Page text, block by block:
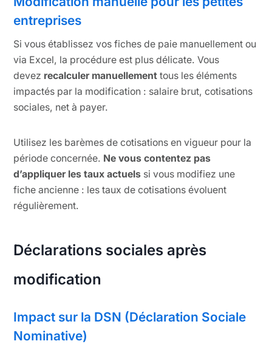
entreprises
Si vous établissez vos fiches de paie manuellement ou
via Excel, la procédure est plus délicate. Vous
devez recalculer manuellement tous les éléments
impactés par la modification : salaire brut, cotisations
sociales, net à payer.
Utilisez les barèmes de cotisations en vigueur pour la
période concernée. Ne vous contentez pas
d’appliquer les taux actuels si vous modifiez une
fiche ancienne : les taux de cotisations évoluent
régulièrement.
Déclarations sociales après
modification
Impact sur la DSN (Déclaration Sociale
Nominative)